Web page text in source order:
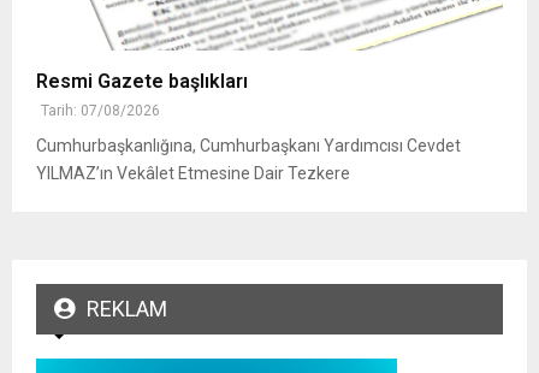
Resmi Gazete başlıkları
Tarih: 07/08/2026
Cumhurbaşkanlığına, Cumhurbaşkanı Yardımcısı Cevdet
YILMAZ’ın Vekâlet Etmesine Dair Tezkere
REKLAM